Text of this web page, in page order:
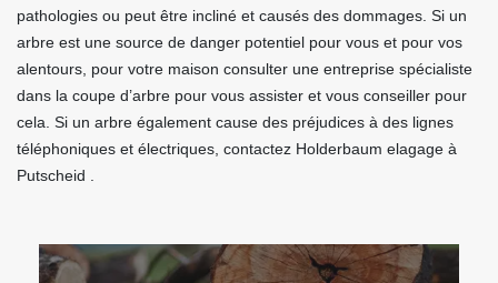
pathologies ou peut être incliné et causés des dommages. Si un
arbre est une source de danger potentiel pour vous et pour vos
alentours, pour votre maison consulter une entreprise spécialiste
dans la coupe d’arbre pour vous assister et vous conseiller pour
cela. Si un arbre également cause des préjudices à des lignes
téléphoniques et électriques, contactez Holderbaum elagage à
Putscheid .